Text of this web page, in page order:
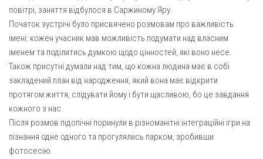
Архистратига Михаїла (м. Люботин)
Покрови Пресвятої Богородиці (с. Вільча)
Преображенська парафія (м. Лозова)
Парафія Благовіщення Пресвятої Богородиці (смт
Золочів)
Парафія Різдва Пресвятої Богородиці м. Берестин
(Красноград)
Парохії Полтавської області
Газета Християнський голос
Надруковані числа
Молитви
Галерея
Рух pro-life
повітрі, заняття відбулося в Саржиному Яру.
Початок зустрічі було присвячено розмовам про важливість
імені: кожен учасник мав можливість подумати над власним
іменем та поділитись думкою щодо цінностей, які воно несе.
Також присутні думали над тим, що кожна людина має в собі
закладений план від народження, який вона має відкрити
протягом життя, слідувати йому і бути щасливою, бо це завдання
кожного з нас.
Після розмов підопічні поринули в різноманітні інтеграційні ігри на
пізнання одне одного та прогулялись парком, зробивши
фотосесію.